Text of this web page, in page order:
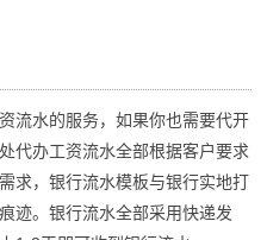
流水的服务，如果你也需要代开
代办工资流水全部根据客户要求
求，银行流水模板与银行实地打
迹。银行流水全部采用快递发